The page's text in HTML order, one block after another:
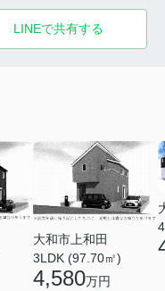
LINEで共有する
大和市上和田
3LDK (97.70㎡)
4,580万円